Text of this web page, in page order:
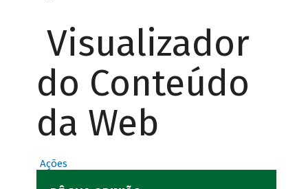
Visualizador
do Conteúdo
da Web
Ações